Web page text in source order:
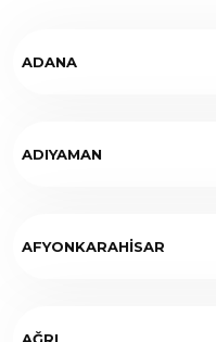
ADANA
ADIYAMAN
AFYONKARAHİSAR
AĞRI